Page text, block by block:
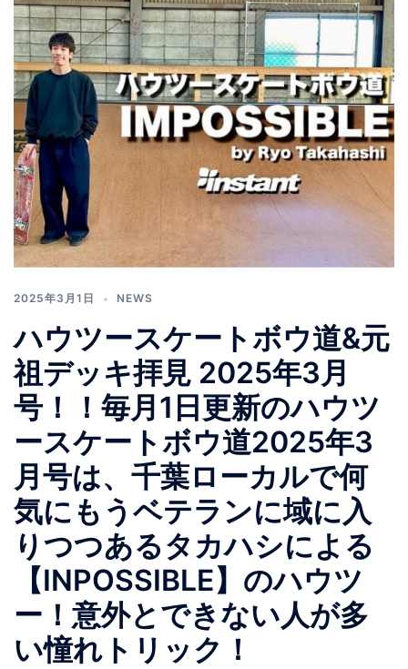
2025年3月1日 NEWS
ハウツースケートボウ道&元
祖デッキ拝見 2025年3月
号！！毎月1日更新のハウツ
ースケートボウ道2025年3
月号は、千葉ローカルで何
気にもうベテランに域に入
りつつあるタカハシによる
【INPOSSIBLE】のハウツ
ー！意外とできない人が多
い憧れトリック！